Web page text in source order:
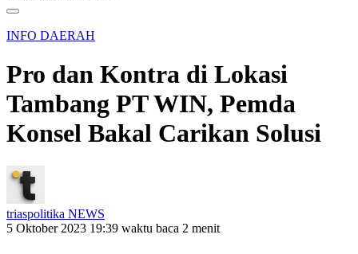
INFO DAERAH
Pro dan Kontra di Lokasi
Tambang PT WIN, Pemda
Konsel Bakal Carikan Solusi
triaspolitika NEWS
5 Oktober 2023 19:39 waktu baca 2 menit